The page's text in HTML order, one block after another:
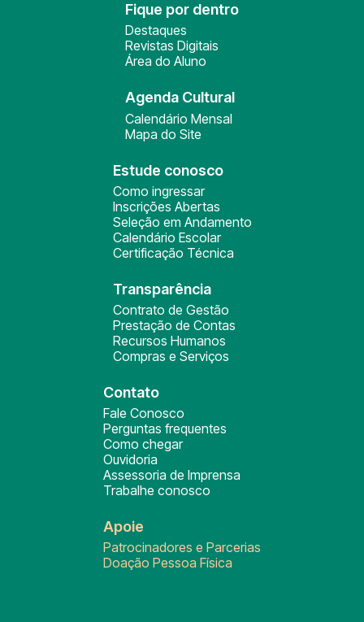
Fique por dentro
Destaques
Revistas Digitais
Área do Aluno
Agenda Cultural
Calendário Mensal
Mapa do Site
Estude conosco
Como ingressar
Inscrições Abertas
Seleção em Andamento
Calendário Escolar
Certificação Técnica
Transparência
Contrato de Gestão
Prestação de Contas
Recursos Humanos
Compras e Serviços
Contato
Fale Conosco
Perguntas frequentes
Como chegar
Ouvidoria
Assessoria de Imprensa
Trabalhe conosco
Apoie
Patrocinadores e Parcerias
Doação Pessoa Física